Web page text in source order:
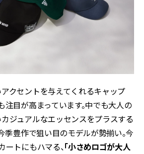
クセントを与えてくれるキャップ
注目が高まっています。中でも大人の
ジュアルなエッセンスをプラスする
季豊作で狙い目のモデルが勢揃い。今
ートにもハマる、「小さめロゴが大人